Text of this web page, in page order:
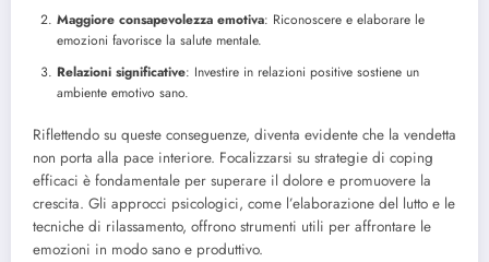
Maggiore consapevolezza emotiva: Riconoscere e elaborare le
emozioni favorisce la salute mentale.
Relazioni significative: Investire in relazioni positive sostiene un
ambiente emotivo sano.
Riflettendo su queste conseguenze, diventa evidente che la vendetta
non porta alla pace interiore. Focalizzarsi su strategie di coping
efficaci è fondamentale per superare il dolore e promuovere la
crescita. Gli approcci psicologici, come l’elaborazione del lutto e le
tecniche di rilassamento, offrono strumenti utili per affrontare le
emozioni in modo sano e produttivo.